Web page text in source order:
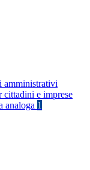
amministrativi
e imprese
analoga 1